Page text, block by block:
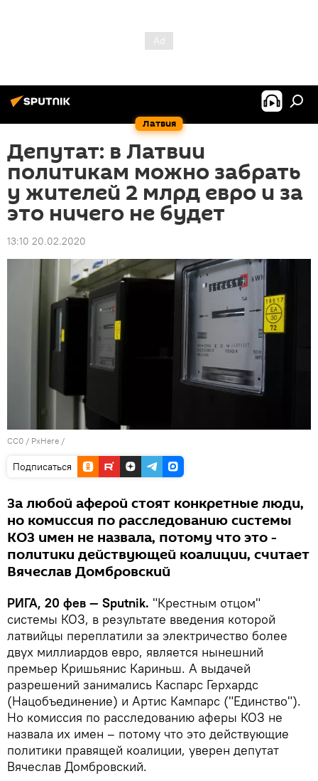
Латвия
Депутат: в Латвии
политикам можно забрать
у жителей 2 млрд евро и за
это ничего не будет
13:10 20.02.2020
CC0 / PxHere /
Подписаться
За любой аферой стоят конкретные люди,
но комиссия по расследованию системы
КОЗ имен не назвала, потому что это -
политики действующей коалиции, считает
Вячеслав Домбровский
РИГА, 20 фев — Sputnik. "Крестным отцом"
системы КОЗ, в результате введения которой
латвийцы переплатили за электричество более
двух миллиардов евро, является нынешний
премьер Кришьянис Кариньш. А выдачей
разрешений занимались Каспарс Герхардс
(Нацобъединение) и Артис Кампарс ("Единство").
Но комиссия по расследованию аферы КОЗ не
назвала их имен – потому что это действующие
политики правящей коалиции, уверен депутат
Вячеслав Домбровский.